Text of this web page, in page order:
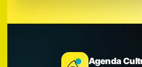
Agenda